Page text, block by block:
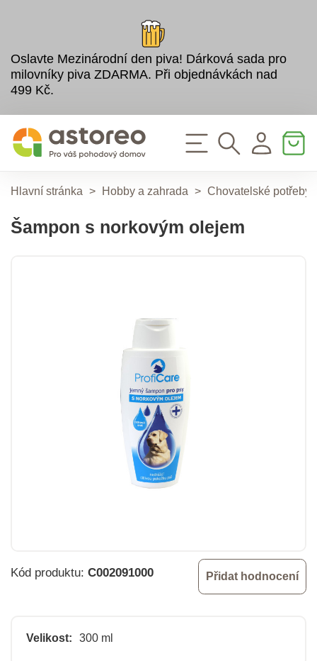
Oslavte Mezinárodní den piva! Dárková sada pro
milovníky piva ZDARMA. Při objednávkách nad
499 Kč.
Hlavní stránka > Hobby a zahrada > Chovatelské potřeby
Šampon s norkovým olejem
Kód produktu: C002091000 Přidat hodnocení
Velikost: 300 ml